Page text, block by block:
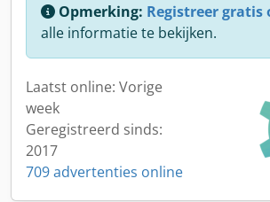
Opmerking: Registreer gratis
alle informatie te bekijken.
Laatst online: Vorige
week
Geregistreerd sinds:
2017
709 advertenties online